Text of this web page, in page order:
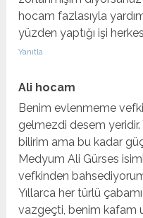
hocam fazlasıyla
yüzden yaptığı işi
Yanıtla
Ali hocam
Benim evlenmeme
gelmezdi desem
bilirim ama bu kadar
Medyum Ali Gürses
vefkinden
Yıllarca her türlü
vazgeçti, benim kafam